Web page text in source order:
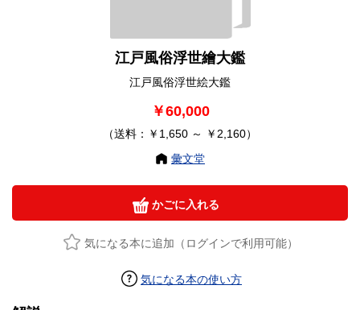
江戸風俗浮世繪大鑑
江戸風俗浮世絵大鑑
￥60,000
（送料：￥1,650 ～ ￥2,160）
彙文堂
かごに入れる
気になる本に追加（ログインで利用可能）
気になる本の使い方